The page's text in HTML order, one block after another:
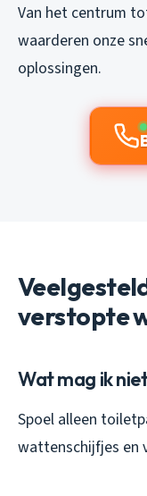
Van het centrum
waarderen onze
oplossingen.
verstopte
Wat mag ik
Spoel alleen
wattenschijfjes en